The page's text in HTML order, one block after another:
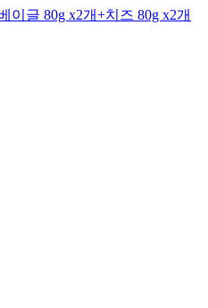
이글 80g x2개+치즈 80g x2개